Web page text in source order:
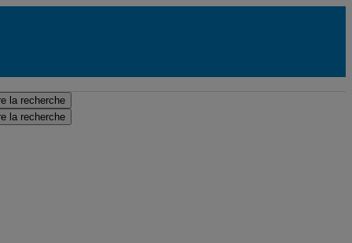
la recherche
la recherche